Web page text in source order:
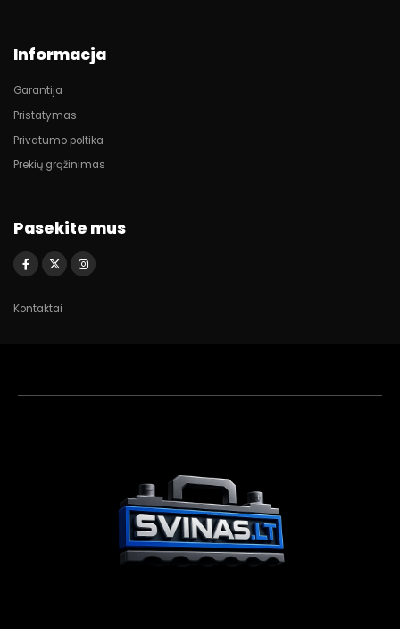
Informacja
Garantija
Pristatymas
Privatumo poltika
Prekių grąžinimas
Pasekite mus
Kontaktai
Akumuliatorių
asistentas
Aktyvus dabar